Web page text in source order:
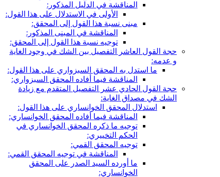
المناقشة في الدليل المذكور:
الأولى في الاستدلال على هذا القول:
مبنى نسبة هذا القول إلى المحقق:
المناقشة في المبنى المذكور:
توجيه نسبة هذا القول إلى المحقق:
حجة القول العاشر التفصيل بين الشك في وجود الغاية
و عدمه:
ما استدل به المحقق السبزواري على هذا القول:
المناقشة فيما أفاده المحقق السبزواري:
حجة القول الحادي عشر التفصيل المتقدم مع زيادة
الشك في مصداق الغاية:
استدلال المحقق الخوانساري على هذا القول:
المناقشة فيما أفاده المحقق الخوانساري:
توجيه ما ذكره المحقق الخوانساري في
الحكم التخييري:
توجيه المحقق القمي:
المناقشة في توجيه المحقق القمي:
ما أورده السيد الصدر على المحقق
الخوانساري: